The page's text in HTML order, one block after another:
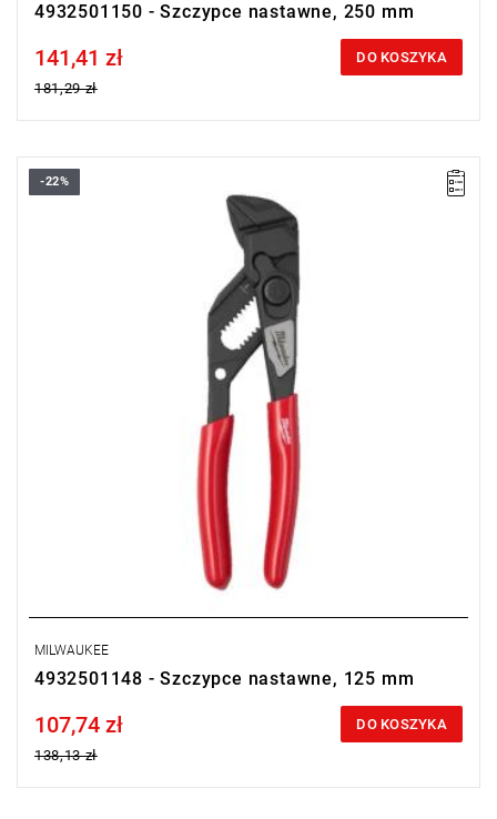
4932501150 - Szczypce nastawne, 250 mm
Price tax included
141,41 zł
181,29 zł
DO KOSZYKA
-22%
MILWAUKEE
4932501148 - Szczypce nastawne, 125 mm
Price tax included
107,74 zł
138,13 zł
DO KOSZYKA